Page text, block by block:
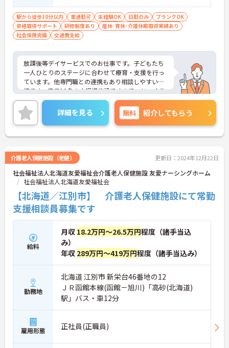
のいずれかの単位を取得している方 ■普
通自動車免許※送迎業務必須 ※未経験・ブ
ランクのある方も歓迎
駅から徒歩10分以内 車通勤可 未経験OK 日勤のみ
ブランクOK
資格取得サポート
研修制度あり
産休･育休･介護休暇取得実績あり
社会保険完備
交通費支給
放課後等デイサービスでのお仕事です。子どもたち
一人ひとりのステージに合わせて療育・支援を行っ
ています。他専門職との連携もあり相談しやすい環
境です。定員10名の小規模施設ですので、じっくり
と向き合うことができます。ご興味のある方には、
面接対策ポイントなど、さらに詳細をお話しいたし
ますのでお気軽にご相談ください！
詳細を見る 無料 紹介してもらう
介護老人保健施設（老健） 更新日：2024年12月22日
社会福祉法人北海道友愛福祉会介護老人保健施設 友愛ナーシングホーム
社会福祉法人北海道友愛福祉会
【北海道／江別市】 介護老人保健施設にて常勤
支援相談員募集です
給料
月収 18.2万円～26.5万円程度（諸手当込
み）
年収 289万円～419万円程度（諸手当込み）
勤務地
北海道 江別市 新栄台46番地の12
ＪＲ函館本線(函館－旭川)「高砂(北海道)
駅」バス・車12分
雇用形態 正社員(正職員)